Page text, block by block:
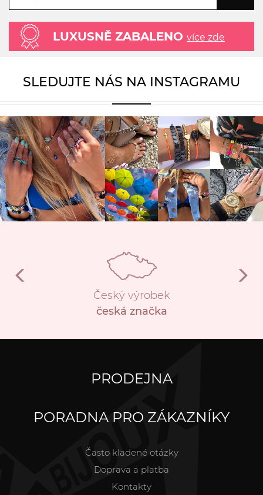
LUXUSNĚ ZABALENO více zde
SLEDUJTE NÁS NA INSTAGRAMU
Český výrobek
česká značka
PRODEJNA
PORADNA PRO ZÁKAZNÍKY
Často kladené otázky
Doprava a platba
Kontakty